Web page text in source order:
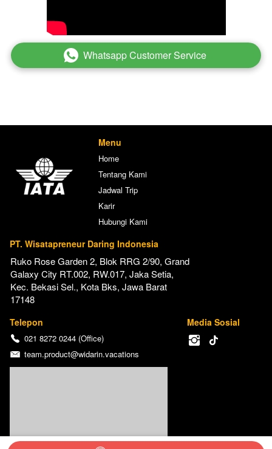
` Whatsapp Customer Service
Menu
Home
Tentang Kami
Jadwal Trip
Karir
Hubungi Kami
PT. Wisatapreneur Daring Indonesia
Ruko Rose Garden 2, Blok RRG 2/90, Grand
Galaxy City RT.002, RW.017, Jaka Setia,
Kec. Bekasi Sel., Kota Bks, Jawa Barat
17148
Telepon
021 8272 0244 (Office)
team.product@widarin.vacations
Media Sosial